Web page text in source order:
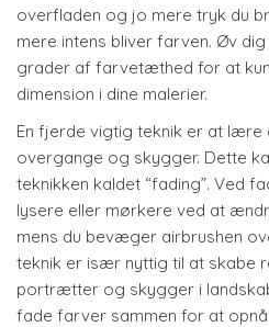
overfladen og jo mere tryk du
mere intens bliver farven. Øv
grader af farvetæthed for at
dimension i dine malerier.
En fjerde vigtig teknik er at lære
overgange og skygger. Dette
teknikken kaldet “fading”. Ved
lysere eller mørkere ved at
mens du bevæger airbrushen
teknik er især nyttig til at skabe
portrætter og skygger i
fade farver sammen for at